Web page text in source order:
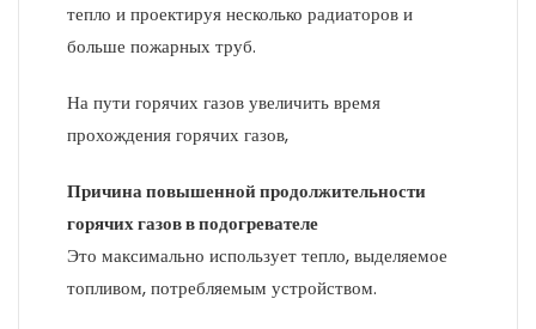
тепло и проектируя несколько радиаторов и
больше пожарных труб.
На пути горячих газов увеличить время
прохождения горячих газов,
Причина повышенной продолжительности
горячих газов в подогревателе
Это максимально использует тепло, выделяемое
топливом, потребляемым устройством.